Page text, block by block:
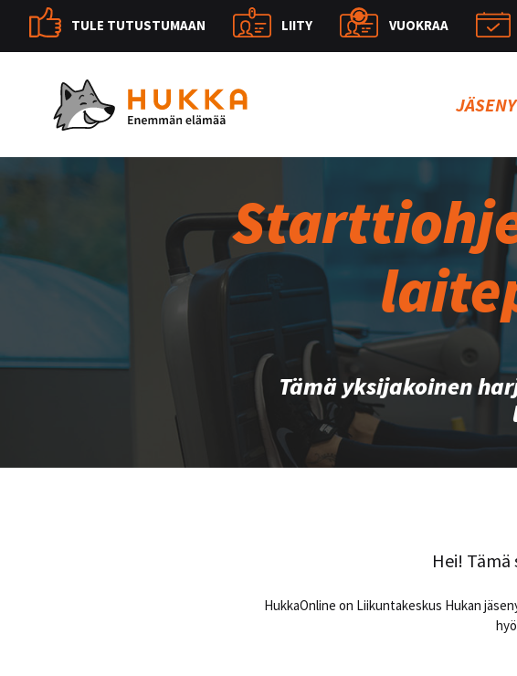
TULE TUTUSTUMAAN LIITY VUOKRAA
Tämä yksijakoinen
Hei!
HukkaOnline on Liikuntakeskus Hukan